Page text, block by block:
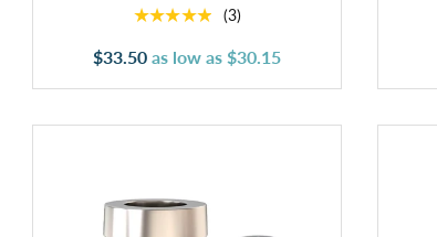
★★★★★ (3)
$33.50 as low as $30.15